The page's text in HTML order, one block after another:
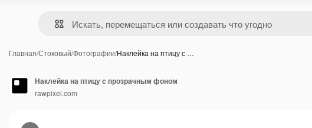
Главная/Стоковый/Фотографии/Наклейка на птицу с …
Наклейка на птицу с прозрачным фоном
rawpixel.com